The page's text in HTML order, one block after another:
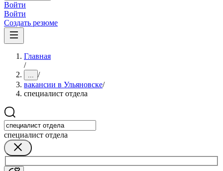
Войти
Войти
Создать резюме
Главная
/
... /
вакансии в Ульяновске/
специалист отдела
специалист отдела